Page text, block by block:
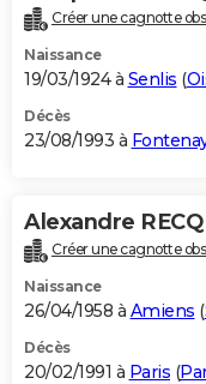
Créer une cagnotte
Naissance
19/03/1924 à Senlis (
Décès
23/08/1993 à
Alexandre RECQ
Créer une cagnotte
Naissance
26/04/1958 à Amiens (
Décès
20/02/1991 à Paris (